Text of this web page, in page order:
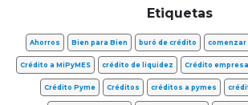
Etiquetas
Ahorros Bien para Bien buró de crédito comenzar
Crédito a MiPyMES crédito de liquidez Crédito
Crédito Pyme Créditos créditos a pymes